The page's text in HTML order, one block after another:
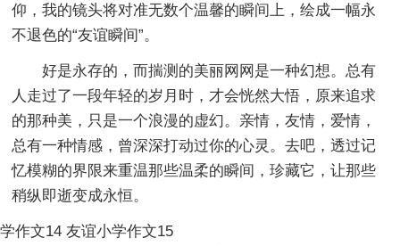
仰，我的镜头将对准无数个温馨的瞬间上，绘成一幅永
不退色的“友谊瞬间”。
好是永存的，而揣测的美丽网网是一种幻想。总有
人走过了一段年轻的岁月时，才会恍然大悟，原来追求
的那种美，只是一个浪漫的虚幻。亲情，友情，爱情，
总有一种情感，曾深深打动过你的心灵。去吧，透过记
忆模糊的界限来重温那些温柔的瞬间，珍藏它，让那些
稍纵即逝变成永恒。
学作文14 友谊小学作文15